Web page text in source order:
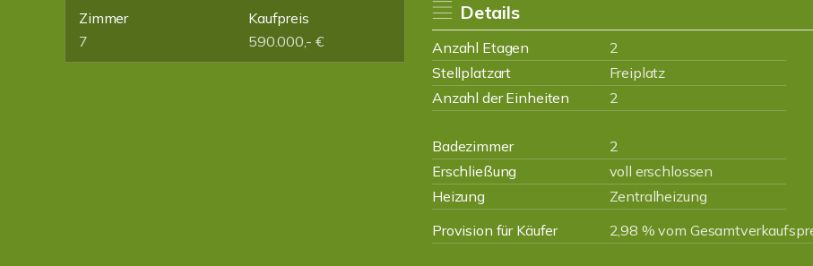
Zimmer
7
Kaufpreis
590.000,- €
Details
Anzahl Etagen 2
Stellplatzart
Freiplatz
Anzahl der Einheiten
2
Badezimmer 2
Erschließung
voll erschlossen
Heizung
Zentralheizung
Provision für Käufer
2,98 % vom